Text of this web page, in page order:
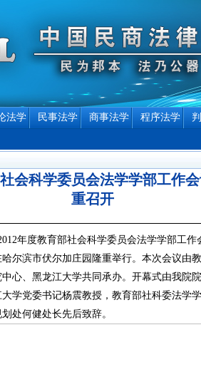
法学 民事法学 商事法学 程序法学
会科学委员会法学学部工作
重召开
年度教育部社会科学委员会法学学部工
尔滨市伏尔加庄园隆重举行。本次会议由
心、黑龙江大学共同承办。开幕式由我院
学党委书记杨震教授， 教育部社科委法学
处何健处长先后致辞。